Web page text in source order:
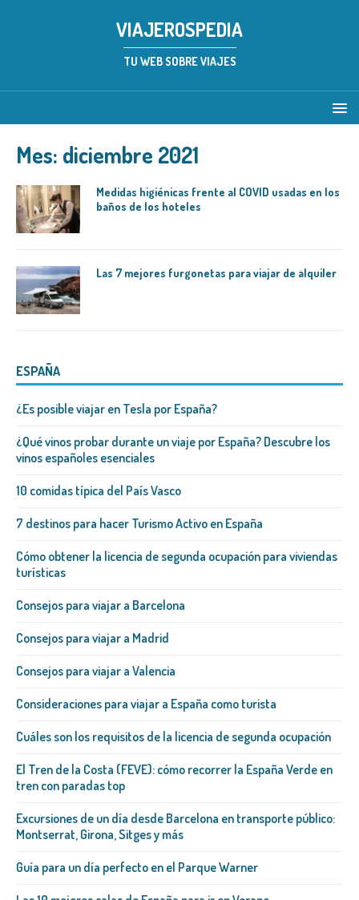
VIAJEROSPEDIA
TU WEB SOBRE VIAJES
Mes: diciembre 2021
Medidas higiénicas frente al COVID usadas en los
baños de los hoteles
Las 7 mejores furgonetas para viajar de alquiler
ESPAÑA
¿Es posible viajar en Tesla por España?
¿Qué vinos probar durante un viaje por España? Descubre los
vinos españoles esenciales
10 comidas típica del País Vasco
7 destinos para hacer Turismo Activo en España
Cómo obtener la licencia de segunda ocupación para viviendas
turísticas
Consejos para viajar a Barcelona
Consejos para viajar a Madrid
Consejos para viajar a Valencia
Consideraciones para viajar a España como turista
Cuáles son los requisitos de la licencia de segunda ocupación
El Tren de la Costa (FEVE): cómo recorrer la España Verde en
tren con paradas top
Excursiones de un día desde Barcelona en transporte público:
Montserrat, Girona, Sitges y más
Guía para un día perfecto en el Parque Warner